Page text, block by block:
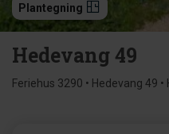
Plantegning
Hedevang 49
Feriehus 3290 • Hedevang 49 •